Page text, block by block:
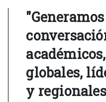
globales,
y